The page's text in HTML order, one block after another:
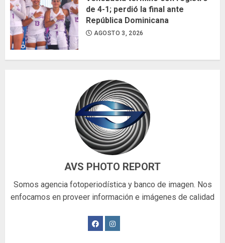
de 4-1; perdió la final ante
República Dominicana
AGOSTO 3, 2026
AVS PHOTO REPORT
Somos agencia fotoperiodística y banco de imagen. Nos
enfocamos en proveer información e imágenes de calidad